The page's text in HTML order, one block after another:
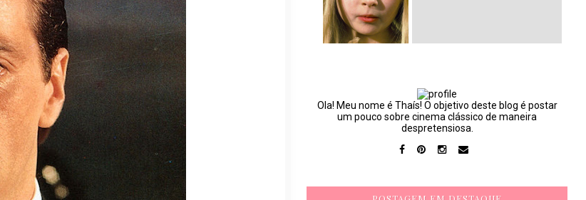
Ola! Meu nome é Thaís! O objetivo deste blog é postar
um pouco sobre cinema clássico de maneira
despretensiosa.